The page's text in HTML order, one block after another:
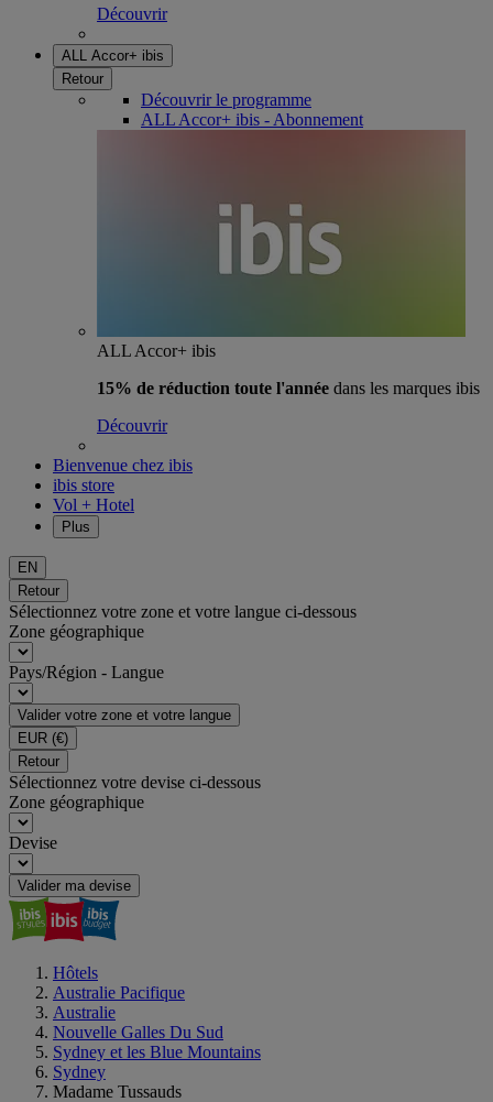
Découvrir
ALL Accor+ ibis
Retour
Découvrir le programme
ALL Accor+ ibis - Abonnement
ALL Accor+ ibis
15% de réduction toute l'année dans les marques ibis
Découvrir
Bienvenue chez ibis
ibis store
Vol + Hotel
Plus
EN
Retour
Sélectionnez votre zone et votre langue ci-dessous
Zone géographique
Pays/Région - Langue
Valider votre zone et votre langue
EUR (€)
Retour
Sélectionnez votre devise ci-dessous
Zone géographique
Devise
Valider ma devise
Hôtels
Australie Pacifique
Australie
Nouvelle Galles Du Sud
Sydney et les Blue Mountains
Sydney
Madame Tussauds